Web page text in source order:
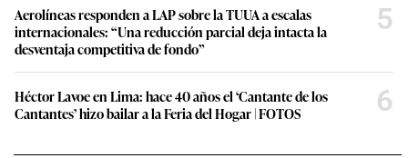
Aerolíneas responden a LAP sobre la TUUA a escalas
internacionales: “Una reducción parcial deja intacta la
desventaja competitiva de fondo”
5
Héctor Lavoe en Lima: hace 40 años el ‘Cantante de los
Cantantes’ hizo bailar a la Feria del Hogar | FOTOS
6